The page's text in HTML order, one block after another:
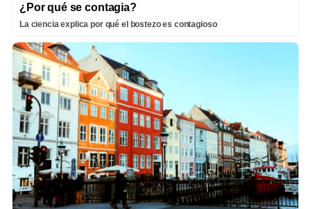
¿Por qué se contagia?
La ciencia explica por qué el bostezo es contagioso